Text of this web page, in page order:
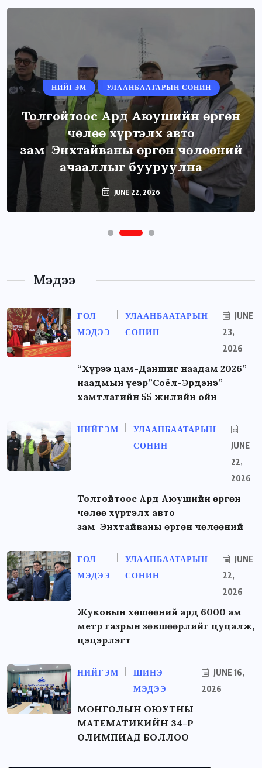
НИЙГЭМ УЛААНБААТАРЫН СОНИН
Толгойтоос Ард Аюушийн өргөн
чөлөө хүртэлх авто
зам Энхтайваны өргөн чөлөөний
ачааллыг бууруулна
JUNE 22, 2026
Мэдээ
ГОЛ
МЭДЭЭ
УЛААНБААТАРЫН
СОНИН
JUNE
23,
2026
“Хүрээ цам-Даншиг наадам 2026”
наадмын үеэр”Соёл-Эрдэнэ”
хамтлагийн 55 жилийн ойн
НИЙГЭМ
УЛААНБААТАРЫН
СОНИН
JUNE
22,
2026
Толгойтоос Ард Аюушийн өргөн
чөлөө хүртэлх авто
зам Энхтайваны өргөн чөлөөний
ГОЛ
МЭДЭЭ
УЛААНБААТАРЫН
СОНИН
JUNE
22,
2026
Жуковын хөшөөний ард 6000 ам
метр газрын зөвшөөрлийг цуцалж,
цэцэрлэгт
НИЙГЭМ
ШИНЭ
МЭДЭЭ
JUNE 16,
2026
МОНГОЛЫН ОЮУТНЫ
МАТЕМАТИКИЙН 34-Р
ОЛИМПИАД БОЛЛОО